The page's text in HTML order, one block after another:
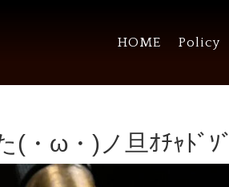
HOME Policy
(・ω・)ノ旦ｵﾁｬﾄﾞｿﾞ